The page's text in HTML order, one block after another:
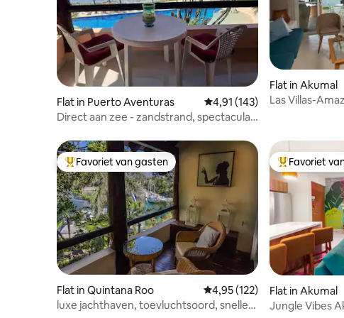
Flat in Puerto Aventuras Gemiddelde beoordeling van
4,91 (143)
Direct aan zee - zandstrand, spectaculair
Flat in Akumal
Las Villas-
Topfavoriet van gasten
Favoriet van gasten
Flat in Quintana Roo Gemiddelde beoordeling
4,95 (122)
luxe jachthaven, toevluchtsoord, snelle
Topfavoriet
Favoriet
Flat in Akumal
Jungle Vibes